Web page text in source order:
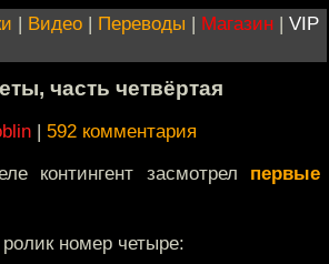
| Видео | Переводы | Магазин | VIP
часть четвёртая
| 592 комментария
контингент засмотрел первые
номер четыре: